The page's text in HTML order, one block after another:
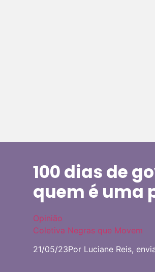
100 dias de
quem é uma
Opinião
Coletiva Negras que Movem
21/05/23Por Luciane Reis,